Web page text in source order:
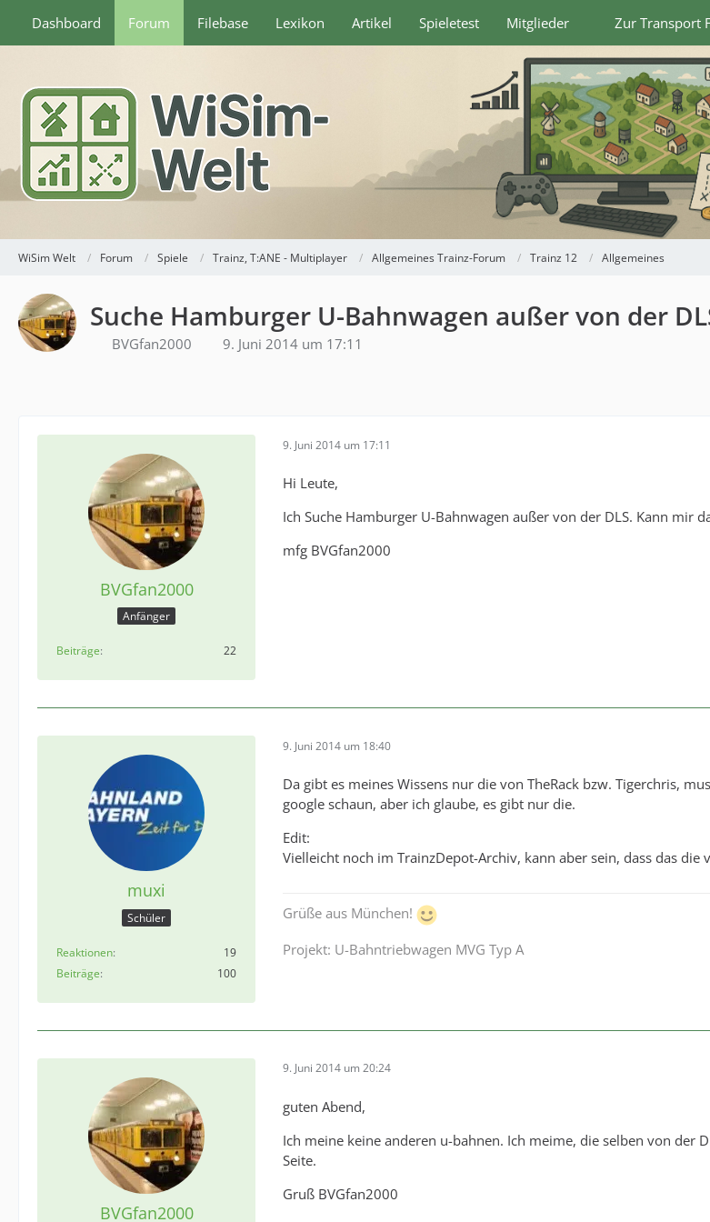
Dashboard Forum Filebase Lexikon Artikel Spieletest Mitglieder Zur Transport
WiSim Welt Forum Spiele Trainz, T:ANE - Multiplayer Allgemeines Trainz-Forum Trainz 12 Allgemeines
Suche Hamburger U-Bahnwagen außer von der
BVGfan2000 9. Juni 2014 um 17:11
BVGfan2000
Anfänger
Beiträge 22
9. Juni 2014 um 17:11
Hi Leute,
Ich Suche Hamburger U-Bahnwagen außer von der DLS. Kann mir
mfg BVGfan2000
muxi
Schüler
Reaktionen
19
Beiträge
100
9. Juni 2014 um 18:40
Da gibt es meines Wissens nur die von TheRack bzw. Tigerchris,
google schaun, aber ich glaube, es gibt nur die.
Edit:
Vielleicht noch im TrainzDepot-Archiv, kann aber sein, dass das die
Grüße aus München!
Projekt: U-Bahntriebwagen MVG Typ A
BVGfan2000
9. Juni 2014 um 20:24
guten Abend,
Ich meine keine anderen u-bahnen. Ich meime, die selben von der
Seite.
Gruß BVGfan2000